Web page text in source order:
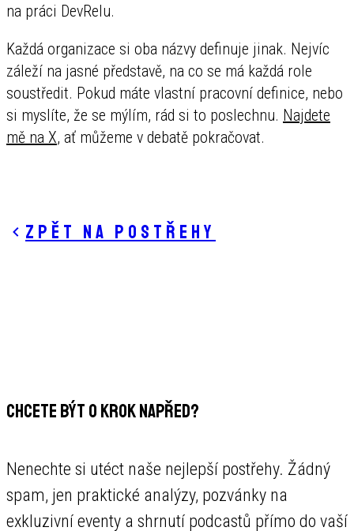
na práci DevRelu.
Každá organizace si oba názvy definuje jinak. Nejvíc
záleží na jasné představě, na co se má každá role
soustředit. Pokud máte vlastní pracovní definice, nebo
si myslíte, že se mýlím, rád si to poslechnu. Najdete
mě na X, ať můžeme v debatě pokračovat.
Zpět na postřehy
CHCETE BÝT O KROK NAPŘED?
Nenechte si utéct naše nejlepší postřehy. Žádný
spam, jen praktické analýzy, pozvánky na
exkluzivní eventy a shrnutí podcastů přímo do vaší